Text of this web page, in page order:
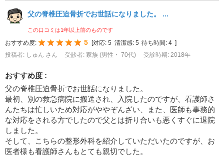
父の脊椎圧迫骨折でお世話になりました。 ...
この口コミは1年以上前のものです
おすすめ度: 5 [対応: 5 清潔感: 5 待ち時間: 4 ]
投稿者: しゅん さん
受診者: 家族 (男性・ 70代) 受診時期: 2018年
おすすめ度 :
父の脊椎圧迫骨折でお世話になりました。
最初、別の救急病院に搬送され、入院したのですが、看護師さ
んたちは忙しいため対応がややぞんざい、また、医師も事務的
な対応をされる方でしたので父とは折り合いも悪くすぐに退院
しました。
そして、こちらの整形外科を紹介していただいたのですが、お
医者様も看護師さんもとても親切でした。